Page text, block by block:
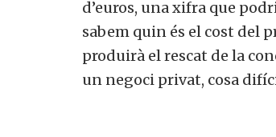
d’euros, una xifra que
sabem quin és el cost del
produirà el rescat de la
un negoci privat, cosa